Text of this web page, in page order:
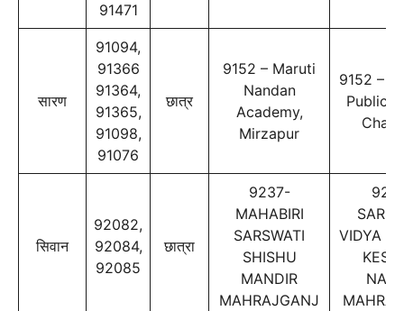
91471
सारण
91094,
91366
91364,
91365,
91098,
91076
छात्र
9152 – Maruti
Nandan
Academy,
Mirzapur
9152 –
Public
सिवान
92082,
92084,
92085
छात्रा
9237-
MAHABIRI
SARSWATI
SHISHU
MANDIR
MAHRAJGANJ
VIDYA